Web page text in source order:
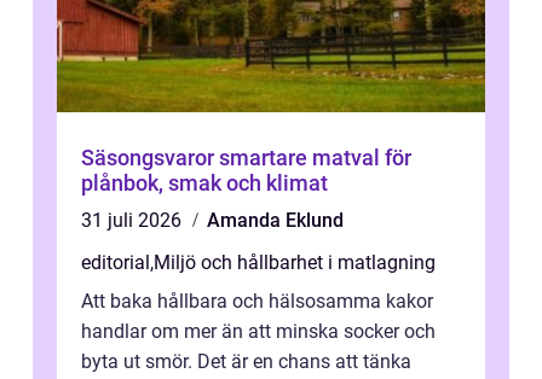
Säsongsvaror smartare matval för
plånbok, smak och klimat
31 juli 2026
Amanda Eklund
editorial ,Miljö och hållbarhet i matlagning
Att baka hållbara och hälsosamma kakor
handlar om mer än att minska socker och
byta ut smör. Det är en chans att tänka